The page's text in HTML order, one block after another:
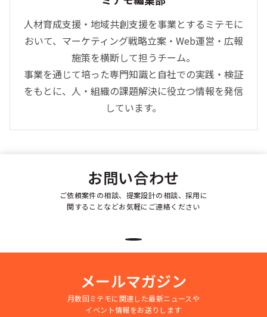
人材育成支援・地域共創支援を事業とするミテモに
おいて、マーケティング戦略立案・Web運営・広報
施策を横断して担うチーム。
事業を通じて培った専門知識と自社での実践・検証
をもとに、人・組織の課題解決に役立つ情報を発信
しています。
お問い合わせ
ご依頼案件の相談、提案設計の相談、採用に
関することなどお気軽にご連絡ください
メールマガジン
月数回ミテモに関連した最新ニュースや
イベント情報をお送りします